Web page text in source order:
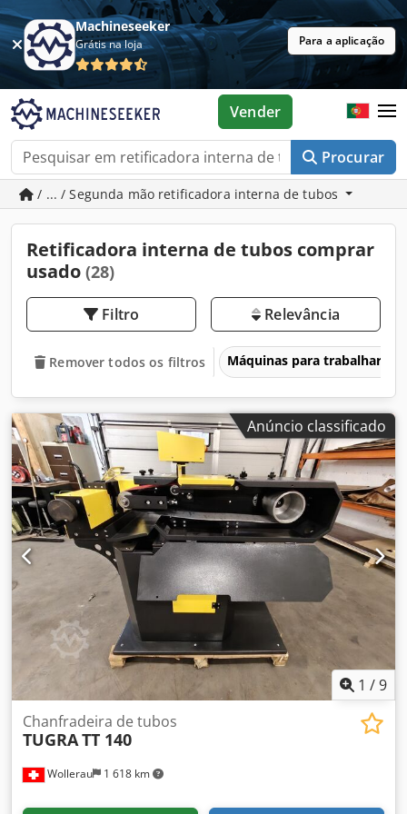
Machineseeker
Grátis na loja Para a aplicação
Procurar
Vender
/ ... / Segunda mão retificadora interna de tubos
Retificadora interna de tubos comprar
usado (28)
Filtro Relevância
Remover todos os filtros Máquinas para trabalhar
Anúncio classificado
1 /9
Wollerau 1 618 km
Chanfradeira de tubos
TUGRATT 140